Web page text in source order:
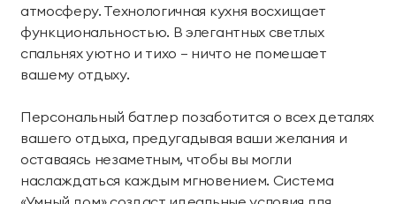
атмосферу. Технологичная кухня восхищает
функциональностью. В элегантных светлых
спальнях уютно и тихо — ничто не помешает
вашему отдыху.
Персональный батлер позаботится о всех деталях
вашего отдыха, предугадывая ваши желания и
оставаясь незаметным, чтобы вы могли
наслаждаться каждым мгновением. Система